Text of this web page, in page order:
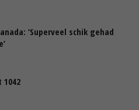
‘Superveel schik gehad
1042